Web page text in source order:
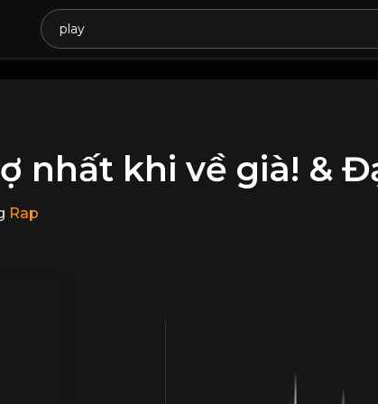
nhất khi về già! &
Rap